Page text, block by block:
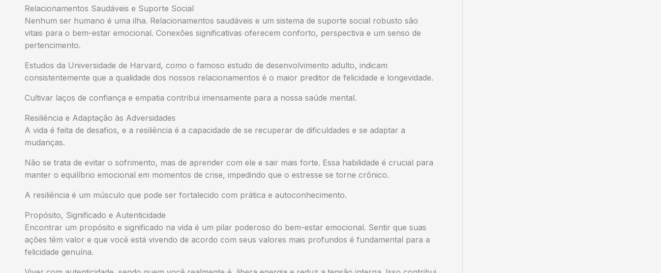
Relacionamentos Saudáveis e Suporte Social
Nenhum ser humano é uma ilha. Relacionamentos saudáveis e um sistema de suporte social robusto são
vitais para o bem-estar emocional. Conexões significativas oferecem conforto, perspectiva e um senso de
pertencimento.
Estudos da Universidade de Harvard, como o famoso estudo de desenvolvimento adulto, indicam
consistentemente que a qualidade dos nossos relacionamentos é o maior preditor de felicidade e longevidade.
Cultivar laços de confiança e empatia contribui imensamente para a nossa saúde mental.
Resiliência e Adaptação às Adversidades
A vida é feita de desafios, e a resiliência é a capacidade de se recuperar de dificuldades e se adaptar a
mudanças.
Não se trata de evitar o sofrimento, mas de aprender com ele e sair mais forte. Essa habilidade é crucial para
manter o equilíbrio emocional em momentos de crise, impedindo que o estresse se torne crônico.
A resiliência é um músculo que pode ser fortalecido com prática e autoconhecimento.
Propósito, Significado e Autenticidade
Encontrar um propósito e significado na vida é um pilar poderoso do bem-estar emocional. Sentir que suas
ações têm valor e que você está vivendo de acordo com seus valores mais profundos é fundamental para a
felicidade genuína.